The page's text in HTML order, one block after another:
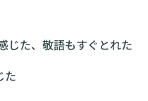
じた、敬語もすぐとれた
た